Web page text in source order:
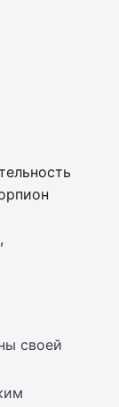
своей